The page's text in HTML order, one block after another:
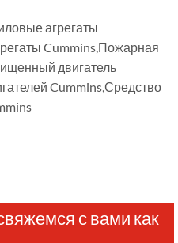
агрегаты
Cummins,Пожарная
двигатель
Cummins,Средство
с вами как